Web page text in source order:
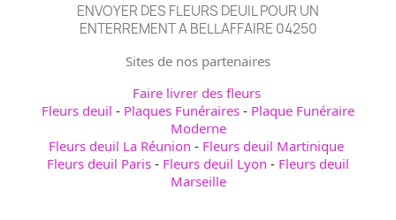
ENVOYER DES FLEURS DEUIL POUR UN
ENTERREMENT A BELLAFFAIRE 04250
Sites de nos partenaires
Faire livrer des fleurs
Fleurs deuil - Plaques Funéraires - Plaque Funéraire
Moderne
Fleurs deuil La Réunion - Fleurs deuil Martinique
Fleurs deuil Paris - Fleurs deuil Lyon - Fleurs deuil
Marseille